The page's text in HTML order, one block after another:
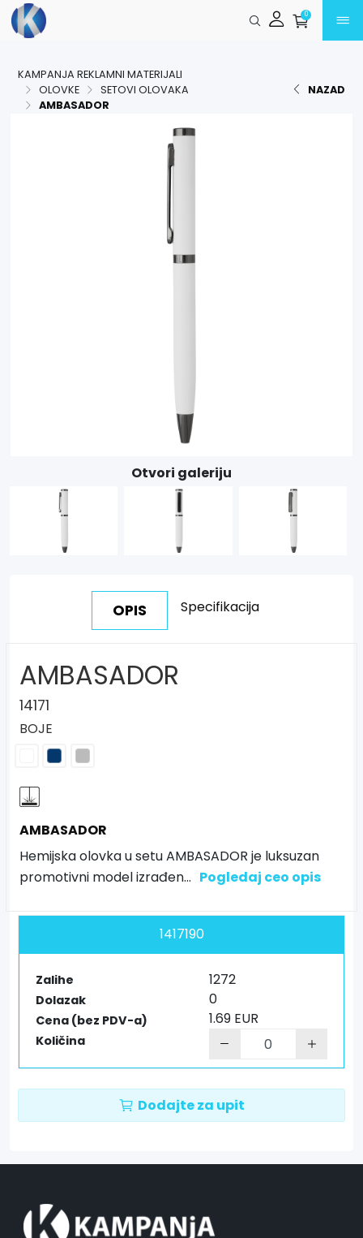
Preskoči na glavni sadržaj 0
KAMPANJA REKLAMNI MATERIJALI
OLOVKE
SETOVI OLOVAKA
AMBASADOR
NAZAD
Otvori galeriju
OPIS Specifikacija
AMBASADOR
14171
BOJE
AMBASADOR
Hemijska olovka u setu AMBASADOR je luksuzan
promotivni model izrađen... Pogledaj ceo opis
1417190
Zalihe
Dolazak
Cena (bez PDV-a)
Količina
1272
0
1.69 EUR
Dodajte za upit